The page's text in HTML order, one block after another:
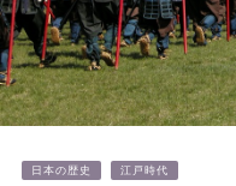
日本の歴史 江戸時代